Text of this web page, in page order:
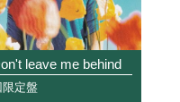
leave me behind
限定盤